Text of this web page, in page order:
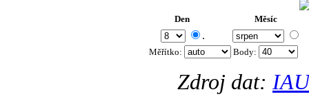
Den Měsíc
.
Měřítko: Body:
Zdroj dat: